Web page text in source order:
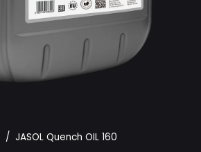
/ JASOL Quench OIL 160